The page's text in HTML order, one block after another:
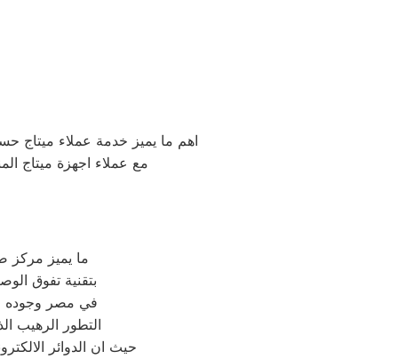
اهم ما يميز خدمة عملاء ميتاج
مع عملاء اجهزة ميتاج
ما يميز مركز
بتقنية تفوق
في مصر وجوده
التطور الرهيب
حيث ان الدوائر